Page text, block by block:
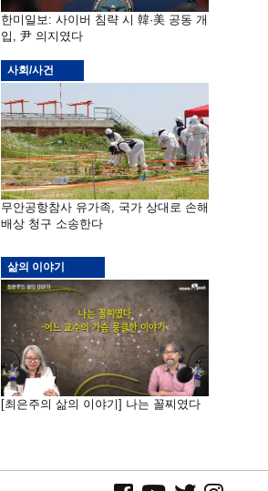
한미일보: 사이버 침략 시 韓·美 공동 개
입, 尹 의지였다
사회/사건
무안공항참사 유가족, 국가 상대로 손해
배상 청구 소송한다
삶의 이야기
[최은주의 삶의 이야기] 나는 꼴찌였다